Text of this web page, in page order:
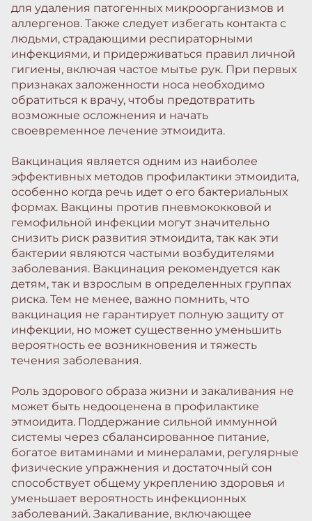
для удаления патогенных микроорганизмов и
аллергенов. Также следует избегать контакта с
людьми, страдающими респираторными
инфекциями, и придерживаться правил личной
гигиены, включая частое мытье рук. При первых
признаках заложенности носа необходимо
обратиться к врачу, чтобы предотвратить
возможные осложнения и начать
своевременное лечение этмоидита.
Вакцинация является одним из наиболее
эффективных методов профилактики этмоидита,
особенно когда речь идет о его бактериальных
формах. Вакцины против пневмококковой и
гемофильной инфекции могут значительно
снизить риск развития этмоидита, так как эти
бактерии являются частыми возбудителями
заболевания. Вакцинация рекомендуется как
детям, так и взрослым в определенных группах
риска. Тем не менее, важно помнить, что
вакцинация не гарантирует полную защиту от
инфекции, но может существенно уменьшить
вероятность ее возникновения и тяжесть
течения заболевания.
Роль здорового образа жизни и закаливания не
может быть недооценена в профилактике
этмоидита. Поддержание сильной иммунной
системы через сбалансированное питание,
богатое витаминами и минералами, регулярные
физические упражнения и достаточный сон
способствует общему укреплению здоровья и
уменьшает вероятность инфекционных
заболеваний. Закаливание, включающее